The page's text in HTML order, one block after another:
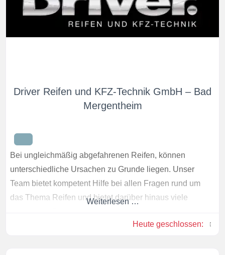
Driver Reifen und KFZ-Technik GmbH – Bad
Mergentheim
Bei ungleichmäßig abgefahrenen Reifen, können
unterschiedliche Ursachen zu Grunde liegen. Unser
Team bietet kompetent Hilfe bei allen Fragen rund um
das Thema Reifen und bietet darüber hinaus viele
Weiterlesen …
Heute geschlossen: